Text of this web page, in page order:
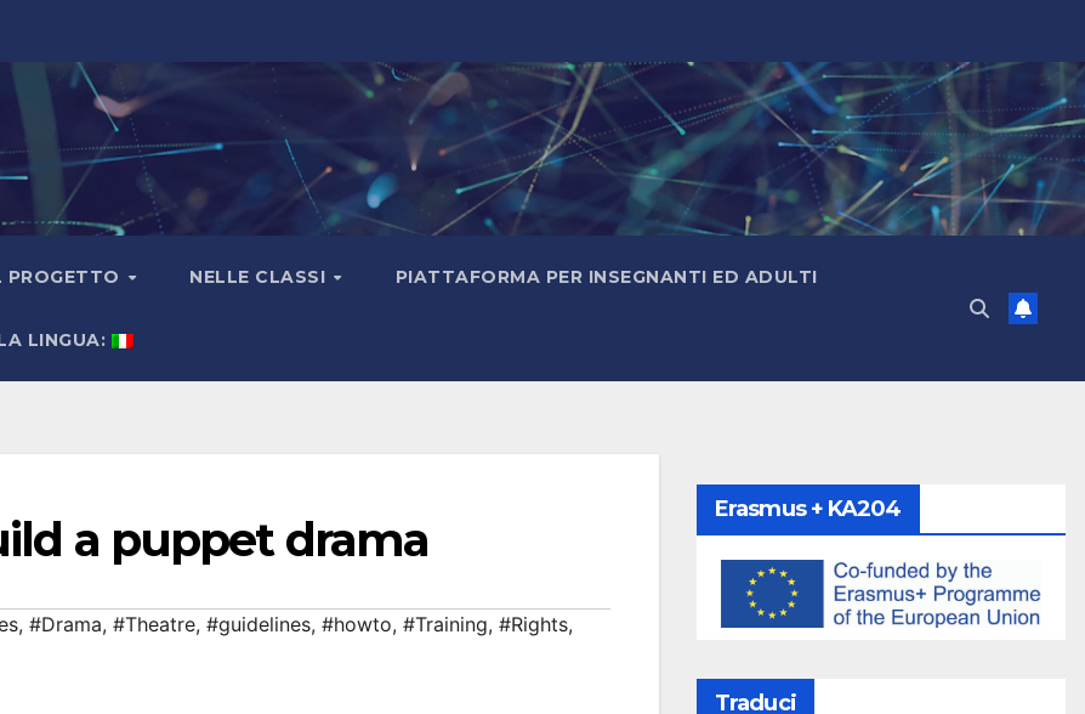
PROGETTO NELLE CLASSI PIATTAFORMA PER INSEGNANTI ED ADULTI
LINGUA:
a puppet drama
, #Drama, #Theatre, #guidelines, #howto, #Training, #Rights,
Erasmus + KA204
Traduci